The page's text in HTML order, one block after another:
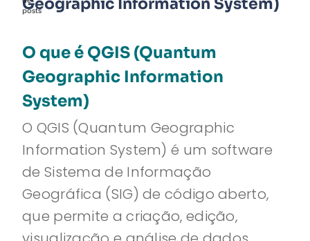
Geographic Information System)
O que é QGIS (Quantum
Geographic Information
System)
O QGIS (Quantum Geographic
Information System) é um software
de Sistema de Informação
Geográfica (SIG) de código aberto,
que permite a criação, edição,